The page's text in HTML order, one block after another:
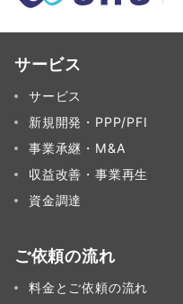
サービス
サービス
新規開発・PPP/PFI
事業承継・M&A
収益改善・事業再生
資金調達
ご依頼の流れ
料金とご依頼の流れ